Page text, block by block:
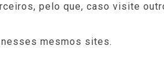
pelo que, caso visite
mesmos sites.